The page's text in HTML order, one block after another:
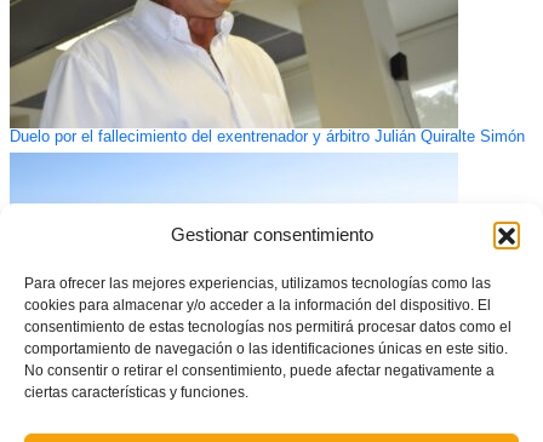
Gestionar consentimiento
Para ofrecer las mejores experiencias, utilizamos tecnologías como las
cookies para almacenar y/o acceder a la información del dispositivo. El
consentimiento de estas tecnologías nos permitirá procesar datos como el
comportamiento de navegación o las identificaciones únicas en este sitio.
No consentir o retirar el consentimiento, puede afectar negativamente a
ciertas características y funciones.
Duelo por el fallecimiento del exentrenador y árbitro Julián Quiralte Simón